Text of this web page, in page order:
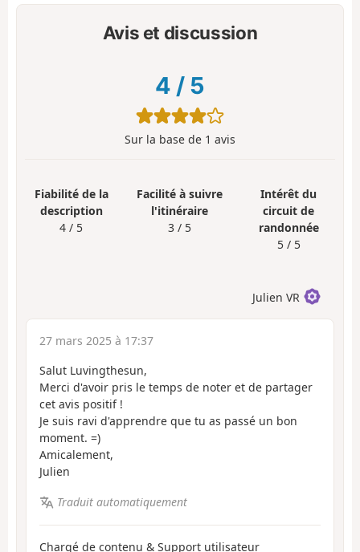
Avis et discussion
4 / 5
Sur la base de 1 avis
Fiabilité de la
description
4 / 5
Facilité à suivre
l'itinéraire
3 / 5
Intérêt du
circuit de
randonnée
5 / 5
Julien VR
27 mars 2025 à 17:37
Salut Luvingthesun,
Merci d'avoir pris le temps de noter et de partager
cet avis positif !
Je suis ravi d'apprendre que tu as passé un bon
moment. =)
Amicalement,
Julien
Traduit automatiquement
Chargé de contenu & Support utilisateur